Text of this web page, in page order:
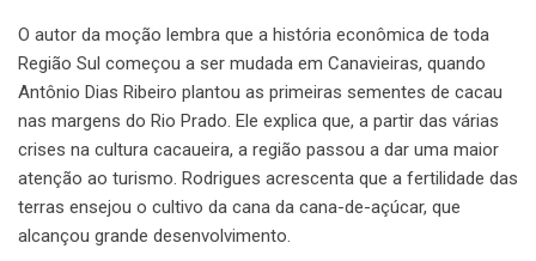
O autor da moção lembra que a história econômica de toda
Região Sul começou a ser mudada em Canavieiras, quando
Antônio Dias Ribeiro plantou as primeiras sementes de cacau
nas margens do Rio Prado. Ele explica que, a partir das várias
crises na cultura cacaueira, a região passou a dar uma maior
atenção ao turismo. Rodrigues acrescenta que a fertilidade das
terras ensejou o cultivo da cana da cana-de-açúcar, que
alcançou grande desenvolvimento.